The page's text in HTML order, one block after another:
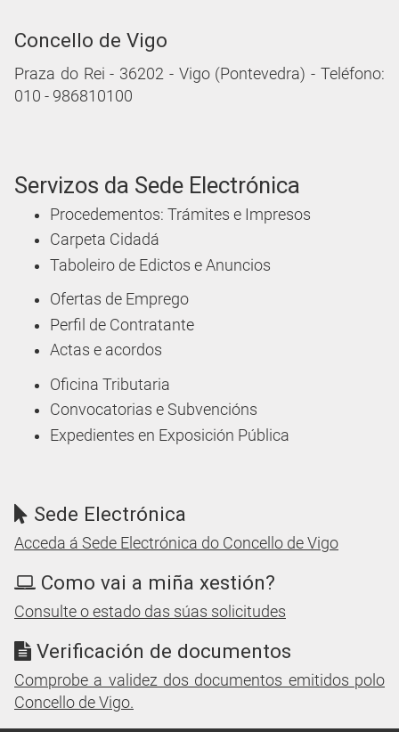
Concello de Vigo
Praza do Rei - 36202 - Vigo (Pontevedra) - Teléfono:
010 - 986810100
Servizos da Sede Electrónica
Procedementos: Trámites e Impresos
Carpeta Cidadá
Taboleiro de Edictos e Anuncios
Ofertas de Emprego
Perfil de Contratante
Actas e acordos
Oficina Tributaria
Convocatorias e Subvencións
Expedientes en Exposición Pública
Sede Electrónica
Acceda á Sede Electrónica do Concello de Vigo
Como vai a miña xestión?
Consulte o estado das súas solicitudes
Verificación de documentos
Comprobe a validez dos documentos emitidos polo
Concello de Vigo.